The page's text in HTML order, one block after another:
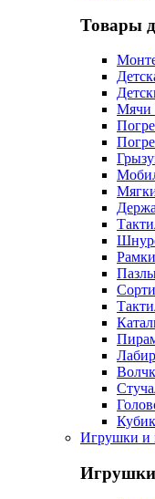
Товары
Мячи
Игрушки и